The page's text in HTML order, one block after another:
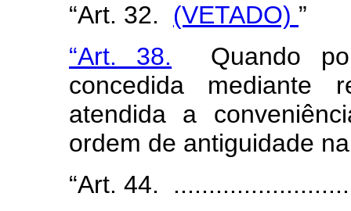
“Art. 32. (VETADO) ”
“Art. 38. Quando
concedida mediante
atendida a
ordem de antiguidade
“Art. 44.